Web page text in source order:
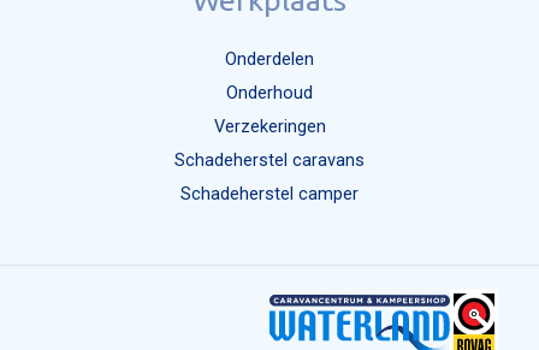
Onderdelen
Onderhoud
Verzekeringen
Schadeherstel caravans
Schadeherstel camper